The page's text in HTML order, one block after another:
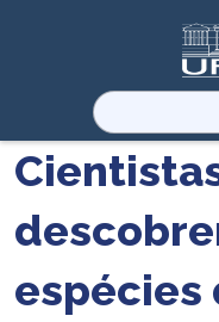
Pesquisar
por:
espécies